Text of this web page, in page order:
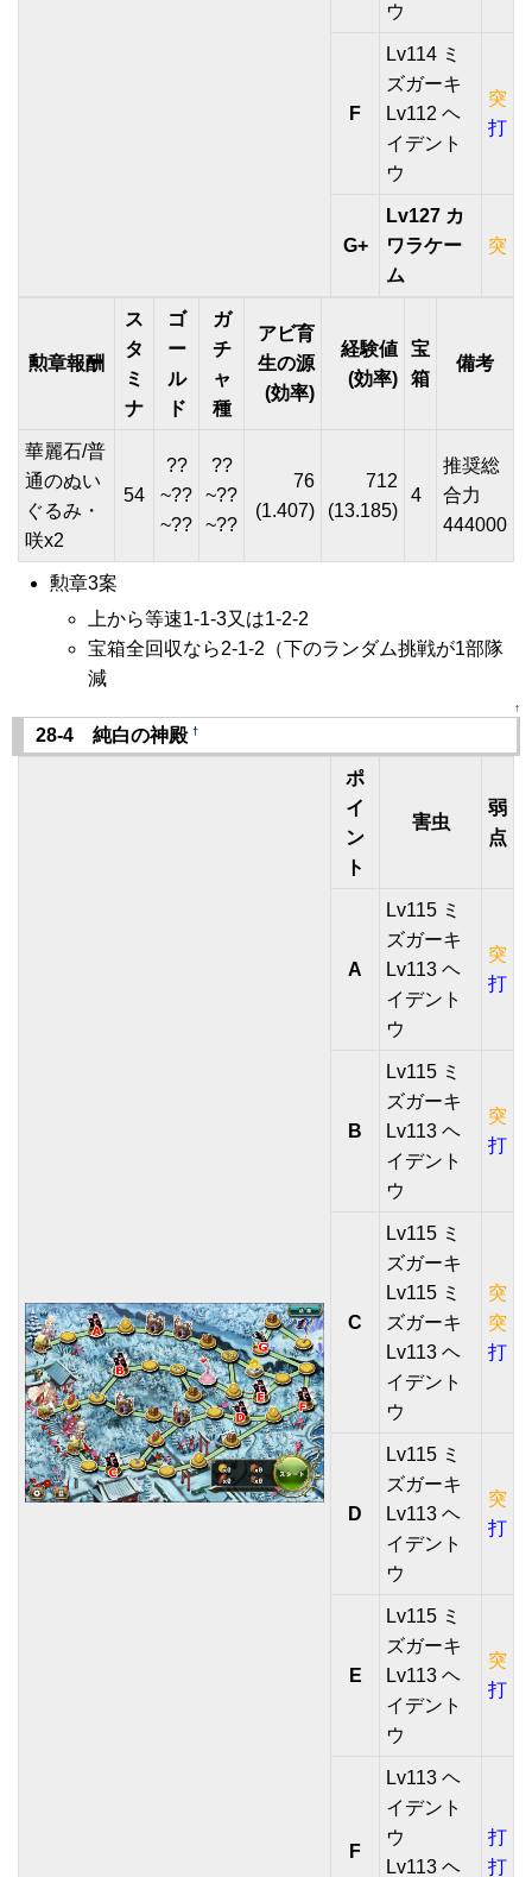
ウ
F
Lv114 ミ
ズガーキ
Lv112 ヘ
イデント
ウ
突
打
G+
Lv127 カ
ワラケー
ム
突
勲章報酬
ス
タ
ミ
ナ
ゴ
ー
ル
ド
ガ
チ
ャ
種
アビ育
生の源
(効率)
経験値
(効率)
宝
箱
備考
華麗石/普
通のぬい
ぐるみ・
咲x2
54
??
~??
~??
??
~??
~??
76
(1.407)
712
(13.185)
4
推奨総
合力
444000
勲章3案
上から等速1-1-3又は1-2-2
宝箱全回収なら2-1-2（下のランダム挑戦が1部隊
減
↑
28-4 純白の神殿 †
ポ
イ
ン
ト
害虫
弱
点
A
Lv115 ミ
ズガーキ
Lv113 ヘ
イデント
ウ
突
打
B
Lv115 ミ
ズガーキ
Lv113 ヘ
イデント
ウ
突
打
C
Lv115 ミ
ズガーキ
Lv115 ミ
ズガーキ
Lv113 ヘ
イデント
ウ
突
突
打
D
Lv115 ミ
ズガーキ
Lv113 ヘ
イデント
ウ
突
打
E
Lv115 ミ
ズガーキ
Lv113 ヘ
イデント
ウ
突
打
F
Lv113 ヘ
イデント
ウ
Lv113 ヘ
打
打